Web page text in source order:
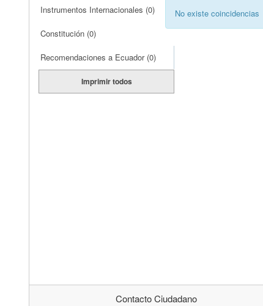
Instrumentos Internacionales (0)
Constitución (0)
Recomendaciones a Ecuador (0)
Imprimir todos
No existe coincidencias
Contacto Ciudadano